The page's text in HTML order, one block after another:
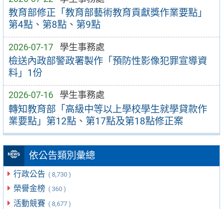
教育部修正「教育部藝術教育貢獻獎作業要點」
第4點、第8點、第9點
2026-07-17 學生事務處
檢送內政部警政署製作「預防性影像犯罪宣導資
料」1份
2026-07-16 學生事務處
轉知教育部「高級中等以上學校學生就學貸款作
業要點」第12點、第17點及第18點修正案
依公告類別彙總
行政公告 ( 8,730 )
榮譽金榜 ( 360 )
活動競賽 ( 8,677 )